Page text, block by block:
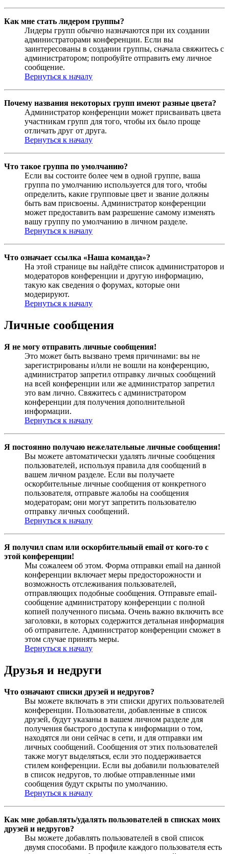
Как мне стать лидером группы?
Лидеры групп обычно назначаются при их создании
администраторами конференции. Если вы
заинтересованы в создании группы, сначала свяжитесь с
администратором; попробуйте отправить ему личное
сообщение.
Вернуться к началу
Почему названия некоторых групп имеют разные цвета?
Администратор конференции может присваивать цвета
участникам групп для того, чтобы их было проще
отличать друг от друга.
Вернуться к началу
Что такое группа по умолчанию?
Если вы состоите более чем в одной группе, ваша
группа по умолчанию используется для того, чтобы
определить, какие групповые цвет и звание должны
быть вам присвоены. Администратор конференции
может предоставить вам разрешение самому изменять
вашу группу по умолчанию в личном разделе.
Вернуться к началу
Что означает ссылка «Наша команда»?
На этой странице вы найдёте список администраторов и
модераторов конференции и другую информацию,
такую как сведения о форумах, которые они
модерируют.
Вернуться к началу
Личные сообщения
Я не могу отправить личные сообщения!
Это может быть вызвано тремя причинами: вы не
зарегистрированы и/или не вошли на конференцию,
администратор запретил отправку личных сообщений
на всей конференции или же администратор запретил
это вам лично. Свяжитесь с администратором
конференции для получения дополнительной
информации.
Вернуться к началу
Я постоянно получаю нежелательные личные сообщения!
Вы можете автоматически удалять личные сообщения
пользователей, используя правила для сообщений в
вашем личном разделе. Если вы получаете
оскорбительные личные сообщения от конкретного
пользователя, отправьте жалобы на сообщения
модераторам; они могут запретить пользователю
отправку личных сообщений.
Вернуться к началу
Я получил спам или оскорбительный email от кого-то с
этой конференции!
Мы сожалеем об этом. Форма отправки email на данной
конференции включает меры предосторожности и
возможность отслеживания пользователей,
отправляющих подобные сообщения. Отправьте email-
сообщение администратору конференции с полной
копией полученного письма. Очень важно включить все
заголовки, в которых содержится детальная информация
об отправителе. Администратор конференции сможет в
этом случае принять меры.
Вернуться к началу
Друзья и недруги
Что означают списки друзей и недругов?
Вы можете включать в эти списки других пользователей
конференции. Пользователи, добавленные в список
друзей, будут указаны в вашем личном разделе для
получения быстрого доступа к информации о том,
находятся ли они сейчас в сети, и для отправки им
личных сообщений. Сообщения от этих пользователей
также могут выделяться, если это поддерживается
стилем конференции. Если вы добавили пользователей
в список недругов, то любые отправленные ими
сообщения будут скрыты по умолчанию.
Вернуться к началу
Как мне добавлять/удалять пользователей в списках моих
друзей и недругов?
Вы можете добавлять пользователей в свой список
двумя способами. В профиле каждого пользователя есть